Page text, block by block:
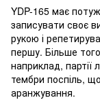
YDP-165 має
записувати своє
рукою і
першу. Більше
наприклад, партії
тембри поспіль,
аранжування.